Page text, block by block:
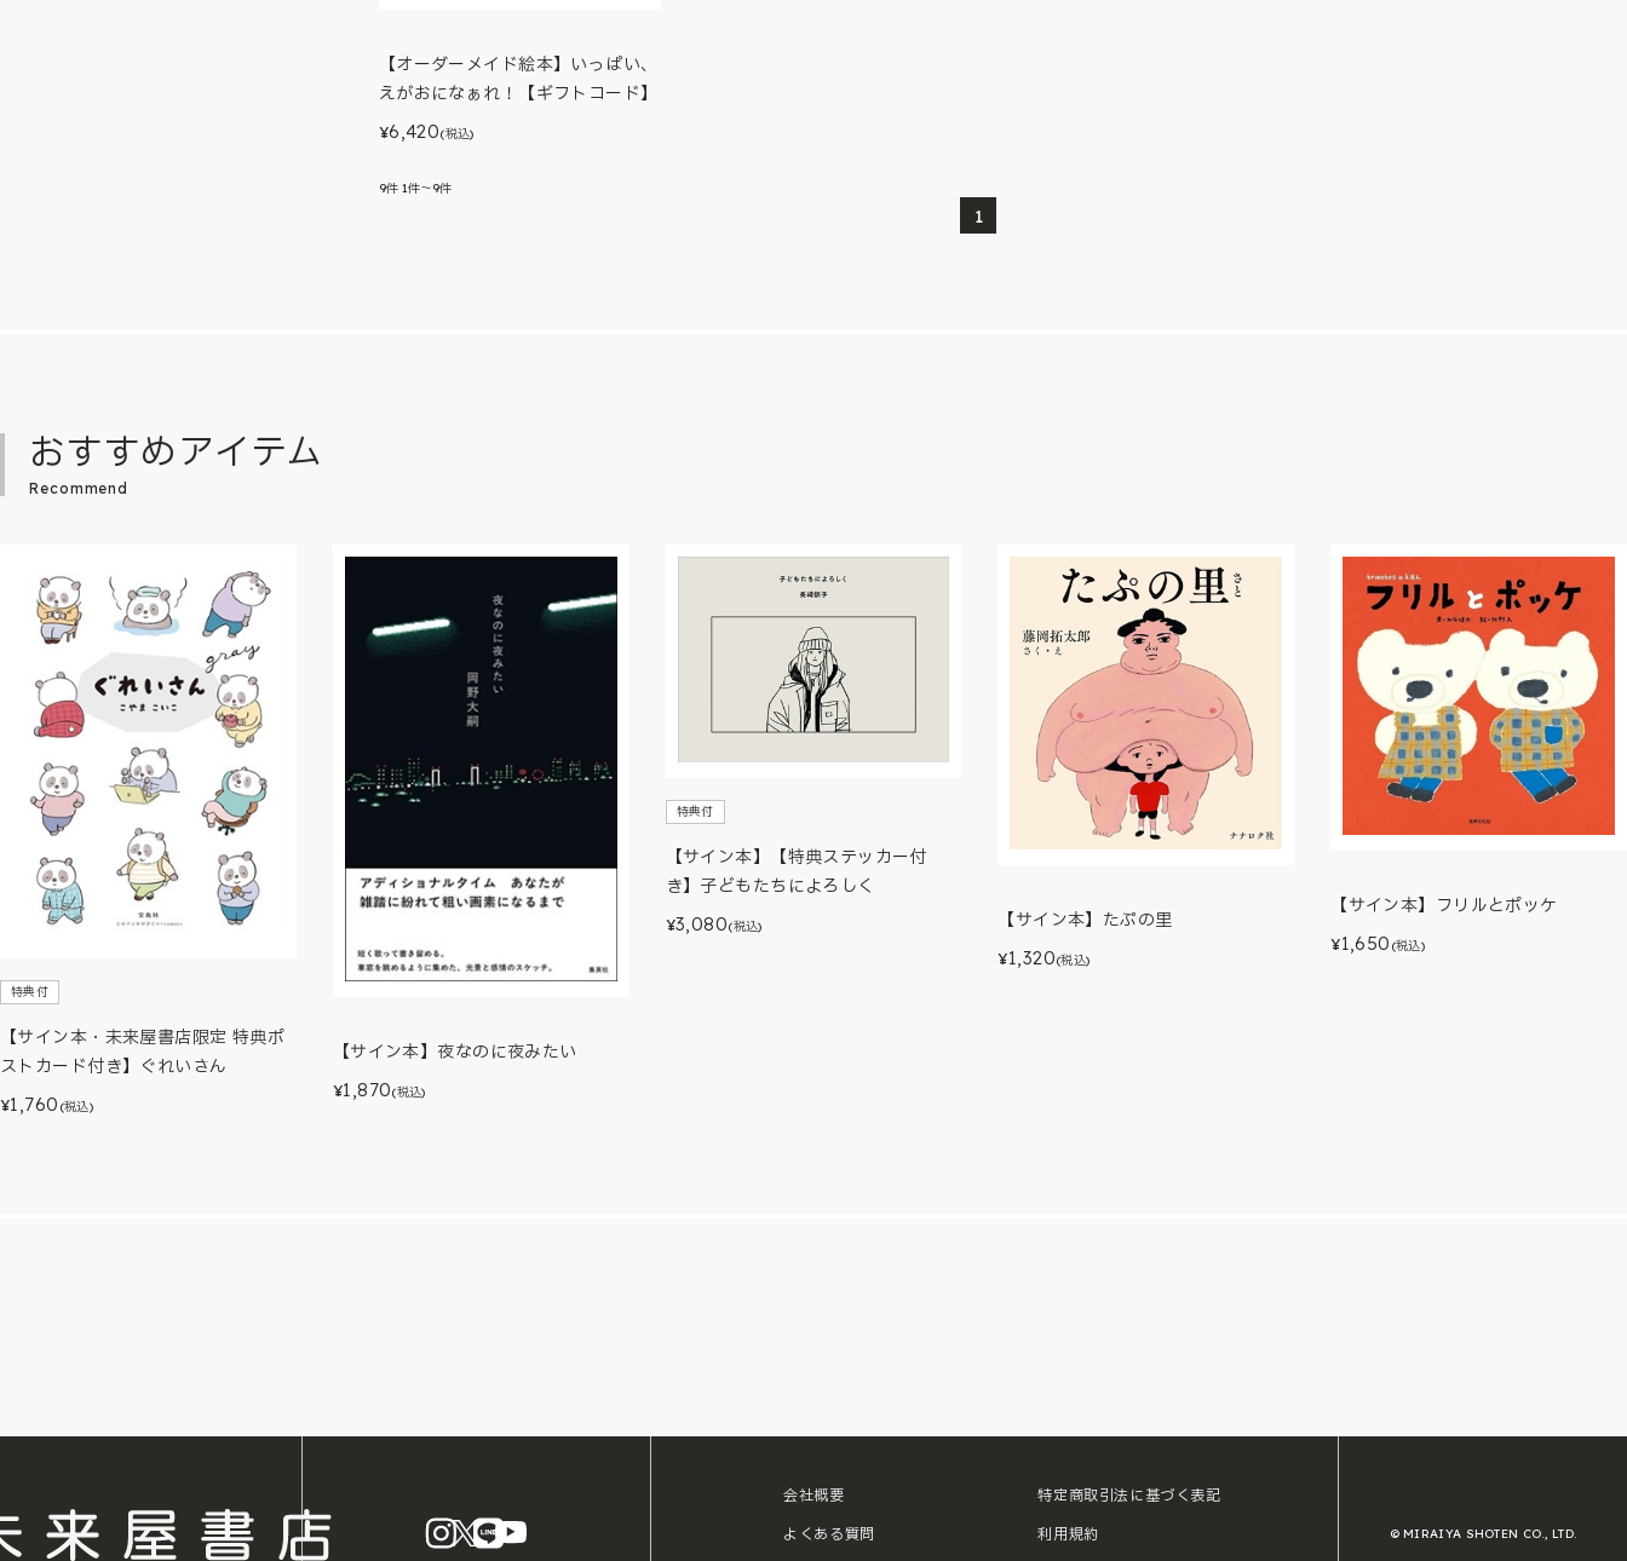
【オーダーメイド絵本】いっぱい、
えがおになぁれ！【ギフトコード】
¥6,420(税込)
9件 1件～9件
1
おすすめアイテム
Recommend
特典付
【サイン本・未来屋書店限定 特典ポ
ストカード付き】ぐれいさん
¥1,760 (税込)
【サイン本】夜なのに夜みたい
¥1,870(税込)
特典付
【サイン本】【特典ステッカー付
き】子どもたちによろしく
¥3,080(税込) 【サイン本】たぷの里
¥1,320(税込)
【サイン本】フリルとポッケ
¥1,650 (税込)
instagram
X LINE
会社概要
よくある質問
特定商取引法に基づく表記
利用規約 © MIRAIYA SHOTEN CO., LTD.